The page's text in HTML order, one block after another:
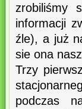
zrobiliśmy
informacji
źle), a już
sie ona
Trzy
podczas